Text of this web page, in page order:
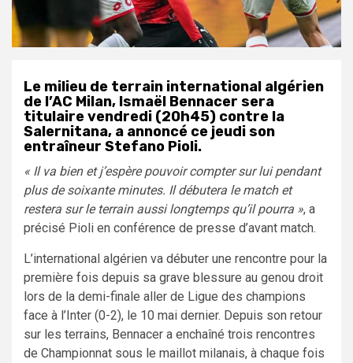
Le milieu de terrain international algérien
de l’AC Milan, Ismaël Bennacer sera
titulaire vendredi (20h45) contre la
Salernitana, a annoncé ce jeudi son
entraîneur Stefano Pioli.
« Il va bien et j’espère pouvoir compter sur lui pendant
plus de soixante minutes. Il débutera le match et
restera sur le terrain aussi longtemps qu’il pourra », a
précisé Pioli en conférence de presse d’avant match.
L’international algérien va débuter une rencontre pour la
première fois depuis sa grave blessure au genou droit
lors de la demi-finale aller de Ligue des champions
face à l’Inter (0-2), le 10 mai dernier. Depuis son retour
sur les terrains, Bennacer a enchaîné trois rencontres
de Championnat sous le maillot milanais, à chaque fois